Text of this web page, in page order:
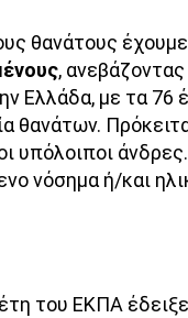
θανάτους
,
Ελλάδα, με τα 76
θανάτων.
υπόλοιποι
νόσημα ή/και
του ΕΚΠΑ